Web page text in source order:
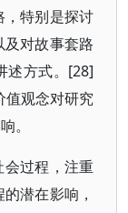
特别是探讨
对故事套路
述方式。[28]
值观念对研究
。
会过程，注重
潜在影响，